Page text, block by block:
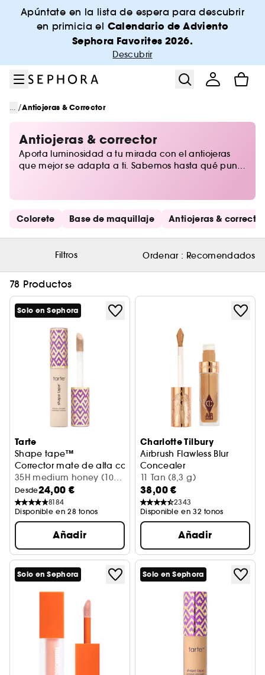
Ir al menú
Ir al contenido principal
Ir al pie de página
Apúntate en la lista de espera para descubrir
en primicia el Calendario de Adviento
Sephora Favorites 2026.
Descubrir
... /Antiojeras & Corrector
Antiojeras & corrector
Aporta luminosidad a tu mirada con el antiojeras
que mejor se adapta a ti. Sabemos hasta qué punto
instante. Corrector con color, de alta cobertura o
con un toque iluminador sutil, en Sephora te
ofrecemos los mejores productos para un rostro
impecable.
Saltar los enlaces rápidos
Colorete Base de maquillaje Antiojeras & corrector
Filtros Ordenar : Recomendados
78 Productos
Solo en Sephora
Tarte
Shape tape™
Corrector mate de alta cobertura
35H medium honey (10
ml)
Desde24,00 €
8184
Disponible en 28 tonos
Añadir
Charlotte Tilbury
Airbrush Flawless Blur
Concealer
Corrector hidratante de
11 Tan (8,3 g)
38,00 €
2343
Disponible en 32 tonos
Añadir
Solo en Sephora Solo en Sephora